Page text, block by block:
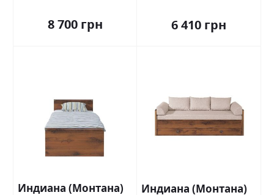
8 700 грн 6 410 грн
Индиана (Монтана)
Индиана (Монтана)